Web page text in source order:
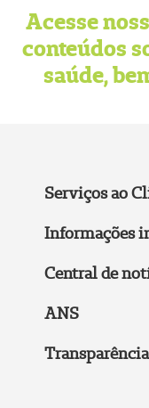
Acesse
conteúdos
saúde,
Serviços ao
Informações
Central de
ANS
Transparência